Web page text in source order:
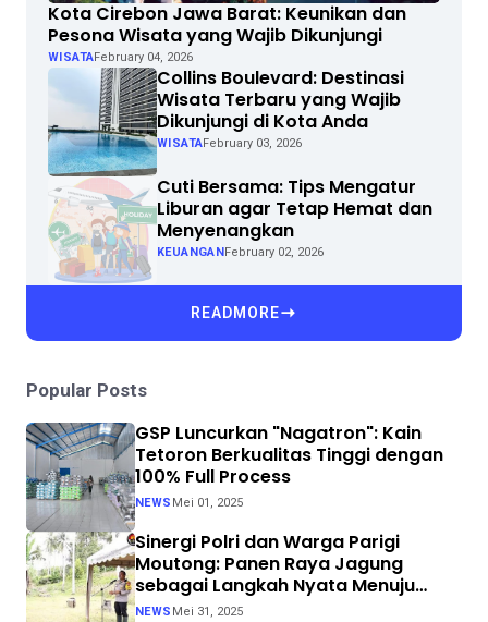
Kota Cirebon Jawa Barat: Keunikan dan
Pesona Wisata yang Wajib Dikunjungi
WISATAFebruary 04, 2026
Collins Boulevard: Destinasi
Wisata Terbaru yang Wajib
Dikunjungi di Kota Anda
WISATAFebruary 03, 2026
Cuti Bersama: Tips Mengatur
Liburan agar Tetap Hemat dan
Menyenangkan
KEUANGAN February 02, 2026
READMORE
Popular Posts
GSP Luncurkan "Nagatron": Kain
Tetoron Berkualitas Tinggi dengan
100% Full Process
NEWS Mei 01, 2025
Sinergi Polri dan Warga Parigi
Moutong: Panen Raya Jagung
sebagai Langkah Nyata Menuju
Swasembada Pangan
NEWS Mei 31, 2025